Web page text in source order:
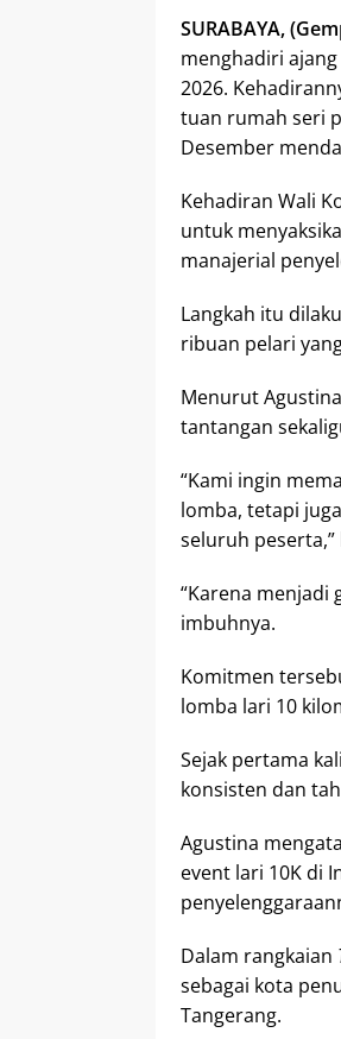
SURABAYA,
menghadiri ajang
2026.
tuan rumah seri
Desember
Kehadiran Wali
untuk
manajerial
Langkah itu
ribuan pelari
Menurut
tantangan
“Kami ingin
lomba, tetapi
seluruh peserta,”
“Karena menjadi
imbuhnya.
Komitmen
lomba lari 10
Sejak pertama
konsisten dan
Agustina
event lari 10K di
Dalam rangkaian
sebagai kota
Tangerang.